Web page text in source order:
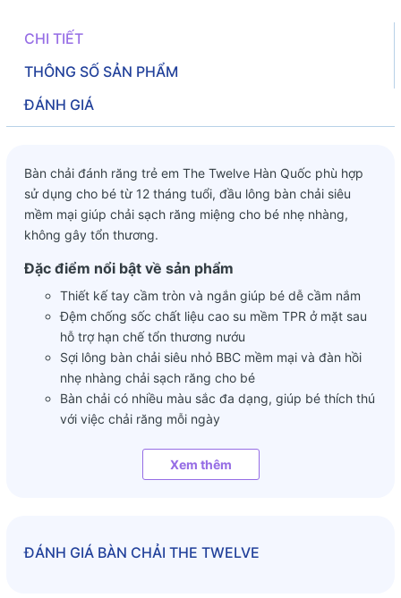
CHI TIẾT
THÔNG SỐ SẢN PHẨM
ĐÁNH GIÁ
Bàn chải đánh răng trẻ em The Twelve Hàn Quốc phù hợp
sử dụng cho bé từ 12 tháng tuổi, đầu lông bàn chải siêu
mềm mại giúp chải sạch răng miệng cho bé nhẹ nhàng,
không gây tổn thương.
Đặc điểm nổi bật về sản phẩm
Thiết kế tay cầm tròn và ngắn giúp bé dễ cầm nắm
Đệm chống sốc chất liệu cao su mềm TPR ở mặt sau
hỗ trợ hạn chế tổn thương nướu
Sợi lông bàn chải siêu nhỏ BBC mềm mại và đàn hồi
nhẹ nhàng chải sạch răng cho bé
Bàn chải có nhiều màu sắc đa dạng, giúp bé thích thú
với việc chải răng mỗi ngày
Xem thêm
ĐÁNH GIÁ BÀN CHẢI THE TWELVE